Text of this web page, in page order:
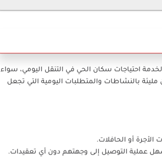
احتياجات سكان الحي في التنقل اليومي، سواء
بالنشاطات والمتطلبات اليومية التي تجعل
أو الحافلات.
عملية التوصيل إلى وجهتهم دون أي تعقيدات.